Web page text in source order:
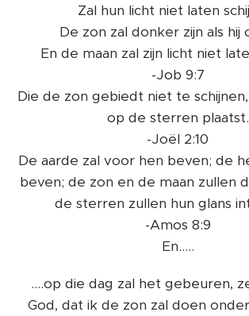
Zal hun licht niet laten
De zon zal donker zijn als hij
En de maan zal zijn licht niet
-Job 9:7
Die de zon gebiedt niet te
op de sterren plaatst.
-Joël 2:10
De aarde zal voor hen beven; de
beven; de zon en de maan zullen
de sterren zullen hun glans
-Amos 8:9
En.....
....op die dag zal het gebeuren,
God, dat ik de zon zal doen